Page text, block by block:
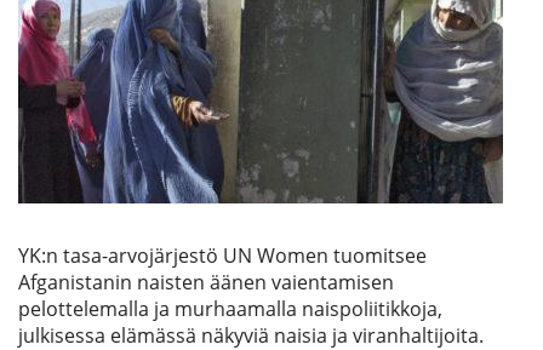
Etsi
YK:n tasa-arvojärjestö UN Women tuomitsee
Afganistanin naisten äänen vaientamisen
pelottelemalla ja murhaamalla naispoliitikkoja,
julkisessa elämässä näkyviä naisia ja viranhaltijoita.